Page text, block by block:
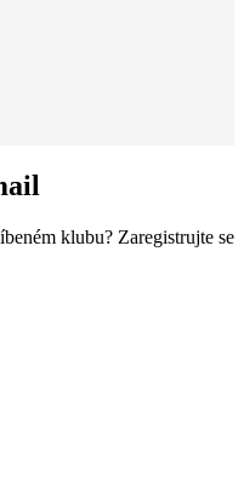
klubu? Zaregistrujte se